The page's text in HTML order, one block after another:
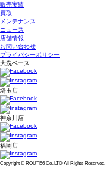
販売実績
買取
メンテナンス
ニュース
店舗情報
お問い合わせ
プライバシーポリシー
大洗ベース
埼玉店
神奈川店
福岡店
Copyright © ROUTE6 Co.,LTD All Rights Reserved.